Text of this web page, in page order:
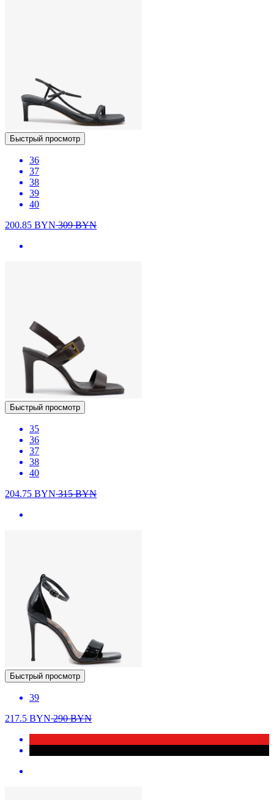
Быстрый просмотр
36
37
38
39
40
200.85 BYN309BYN
Быстрый просмотр
35
36
37
38
40
204.75 BYN315BYN
Быстрый просмотр
39
217.5 BYN290BYN